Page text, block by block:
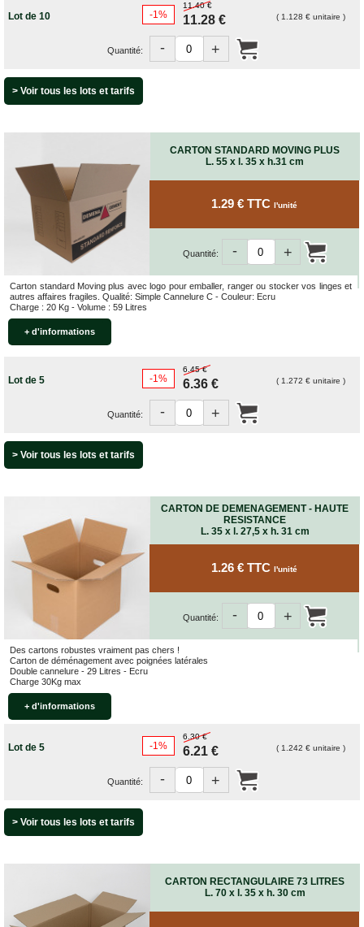
Lot de 10 -1%
11.40 €
11.28 € ( 1.128 € unitaire )
Quantité: +
-
> Voir tous les lots et tarifs
CARTON STANDARD MOVING PLUS
L. 55 x l. 35 x h.31 cm
Carton standard Moving plus avec logo pour emballer, ranger ou stocker vos linges et
autres affaires fragiles. Qualité: Simple Cannelure C - Couleur: Ecru
Charge : 20 Kg - Volume : 59 Litres
+ d'informations
1.29 € TTC l'unité
Quantité: +
-
Lot de 5 -1%
6.45 €
6.36 € ( 1.272 € unitaire )
Quantité: +
-
> Voir tous les lots et tarifs
CARTON DE DEMENAGEMENT - HAUTE
RESISTANCE
L. 35 x l. 27,5 x h. 31 cm
Des cartons robustes vraiment pas chers !
Carton de déménagement avec poignées latérales
Double cannelure - 29 Litres - Ecru
Charge 30Kg max
+ d'informations
1.26 € TTC l'unité
Quantité: +
-
Lot de 5 -1%
6.30 €
6.21 € ( 1.242 € unitaire )
Quantité: +
-
> Voir tous les lots et tarifs
CARTON RECTANGULAIRE 73 LITRES
L. 70 x l. 35 x h. 30 cm